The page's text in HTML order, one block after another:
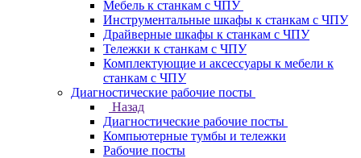
Мебель к станкам с ЧПУ
Инструментальные шкафы к станкам с ЧПУ
Драйверные шкафы к станкам с ЧПУ
Тележки к станкам с ЧПУ
Комплектующие и аксессуары к мебели к
станкам с ЧПУ
Диагностические рабочие посты
Назад
Диагностические рабочие посты
Компьютерные тумбы и тележки
Рабочие посты